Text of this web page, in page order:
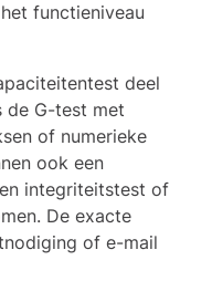
functieniveau
deel
de G-test met
of numerieke
ook een
integriteitstest of
De exacte
of e-mail